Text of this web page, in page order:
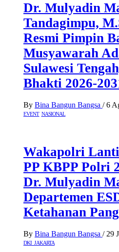
Dr. Mulyadin
Tandagimpu,
Resmi Pimpin
Musyawarah
Sulawesi
Bhakti 2026-
By Bina Bangun Bangsa / 6
EVENT NASIONAL
Wakapolri
PP KBPP Polri
Dr. Mulyadin
Departemen
Ketahanan
By Bina Bangun Bangsa / 29
DKI JAKARTA